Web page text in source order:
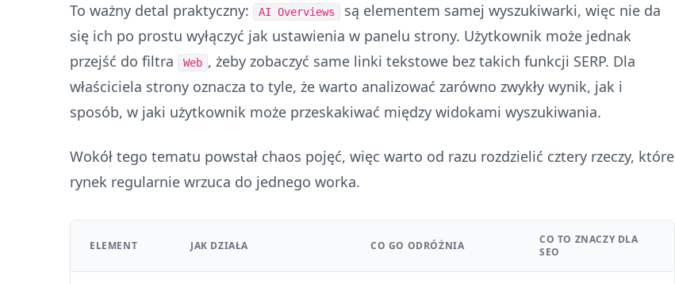
To ważny detal praktyczny: AI Overviews
są elementem samej wyszukiwarki, więc nie da
się ich po prostu wyłączyć jak ustawienia w panelu strony. Użytkownik może jednak
przejść do filtra
Web , żeby zobaczyć same linki tekstowe bez takich funkcji SERP. Dla
właściciela strony oznacza to tyle, że warto analizować zarówno zwykły wynik, jak i
sposób, w jaki użytkownik może przeskakiwać między widokami wyszukiwania.
Wokół tego tematu powstał chaos pojęć, więc warto od razu rozdzielić cztery rzeczy, które
rynek regularnie wrzuca do jednego worka.
ELEMENT JAK DZIAŁA CO GO ODRÓŻNIA
CO TO ZNACZY DLA
SEO